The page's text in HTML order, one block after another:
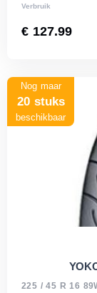
Verbruik
€ 127.99
Nog maar
20 stuks
beschikbaar
225 / 45 R 16